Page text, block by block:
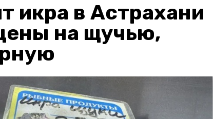
икра в Астрахани
на щучью,